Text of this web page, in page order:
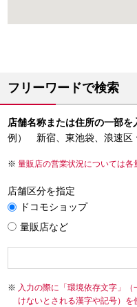
フリーワードで検索
店舗名称または住所の一部を
例） 新宿、東池袋、浪速区
量販店の営業状況については各
店舗区分を指定
ドコモショップ
量販店など
入力の際に「環境依存文字」
けないとされる漢字や記号）